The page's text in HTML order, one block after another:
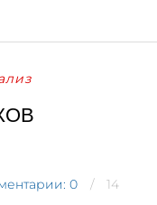
0
14